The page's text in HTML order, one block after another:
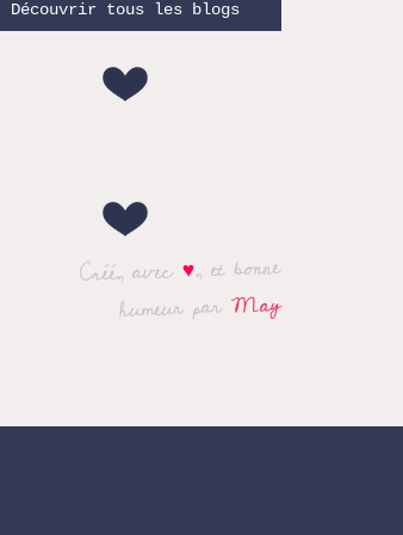
Découvrir tous les blogs
Créé, avec♥, et bonne
humeur parMay